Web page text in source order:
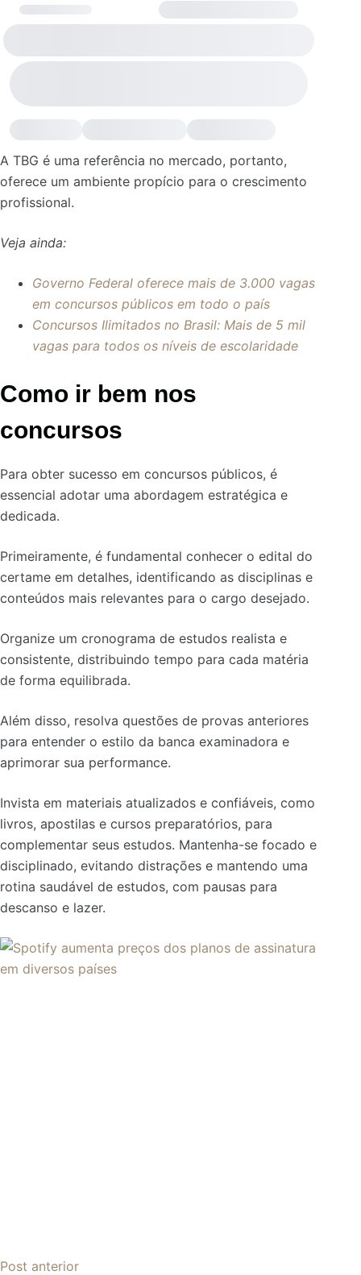
A TBG é uma referência no mercado, portanto,
oferece um ambiente propício para o crescimento
profissional.
Veja ainda:
Governo Federal oferece mais de 3.000 vagas
em concursos públicos em todo o país
Concursos Ilimitados no Brasil: Mais de 5 mil
vagas para todos os níveis de escolaridade
Como ir bem nos
concursos
Para obter sucesso em concursos públicos, é
essencial adotar uma abordagem estratégica e
dedicada.
Primeiramente, é fundamental conhecer o edital do
certame em detalhes, identificando as disciplinas e
conteúdos mais relevantes para o cargo desejado.
Organize um cronograma de estudos realista e
consistente, distribuindo tempo para cada matéria
de forma equilibrada.
Além disso, resolva questões de provas anteriores
para entender o estilo da banca examinadora e
aprimorar sua performance.
Invista em materiais atualizados e confiáveis, como
livros, apostilas e cursos preparatórios, para
complementar seus estudos. Mantenha-se focado e
disciplinado, evitando distrações e mantendo uma
rotina saudável de estudos, com pausas para
descanso e lazer.
Post anterior